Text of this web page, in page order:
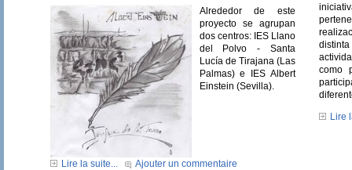
Alrededor de este
proyecto se agrupan
dos centros: IES Llano
del Polvo - Santa
Lucía de Tirajana (Las
Palmas) e IES Albert
Einstein (Sevilla).
Lire la suite... Ajouter un commentaire
como
Lire